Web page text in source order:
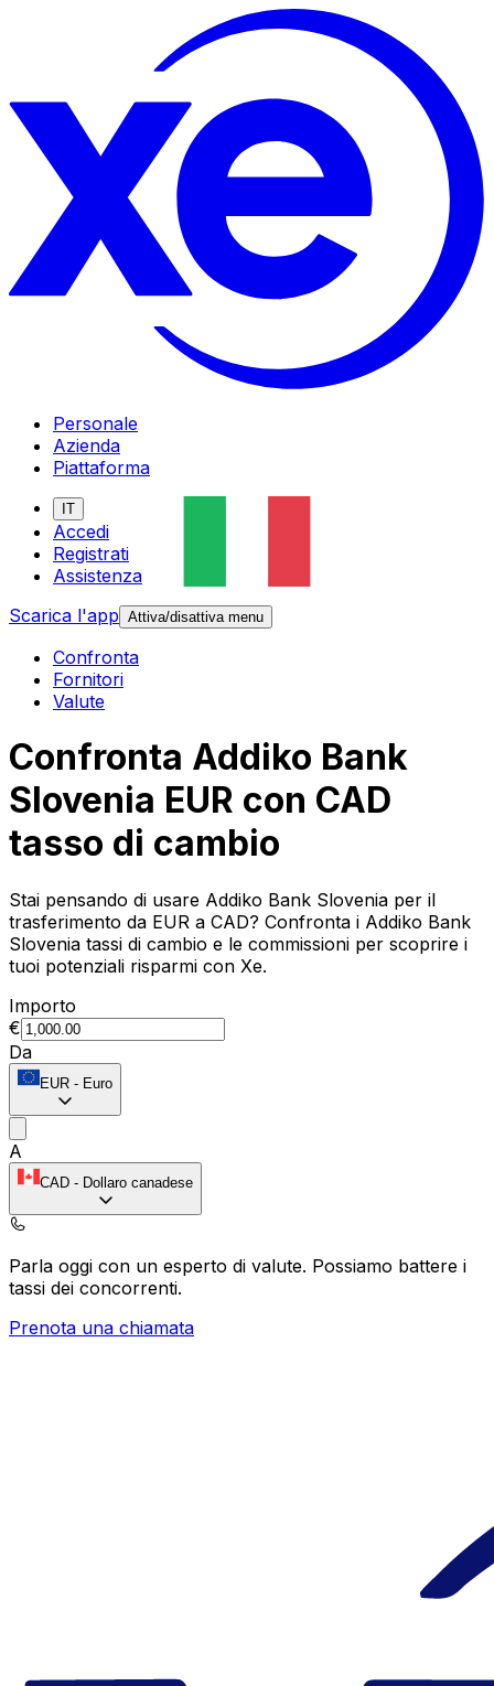
Personale
Azienda
Piattaforma
IT
Accedi
Registrati
Assistenza
Scarica l'app Attiva/disattiva menu
Confronta
Fornitori
Valute
Confronta Addiko Bank
Slovenia EUR con CAD
tasso di cambio
Stai pensando di usare Addiko Bank Slovenia per il
trasferimento da EUR a CAD? Confronta i Addiko Bank
Slovenia tassi di cambio e le commissioni per scoprire i
tuoi potenziali risparmi con Xe.
Importo
€
Da
EUR - Euro
A
CAD - Dollaro canadese
Parla oggi con un esperto di valute. Possiamo battere i
tassi dei concorrenti.
Prenota una chiamata